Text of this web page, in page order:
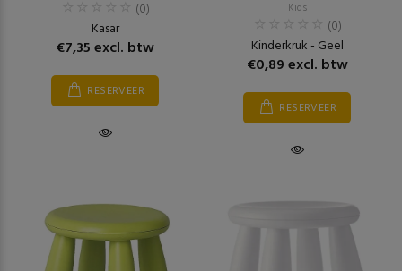
(0)
Kasar
€7,35 excl. btw
RESERVEER
Kids
(0)
Kinderkruk - Geel
€0,89 excl. btw
RESERVEER